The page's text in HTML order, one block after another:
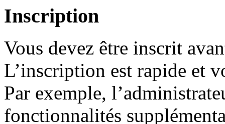
Inscription
Vous devez être inscrit
L’inscription est rapide et
Par exemple,
fonctionnalités